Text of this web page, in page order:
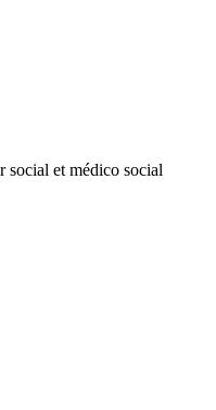
social et médico social